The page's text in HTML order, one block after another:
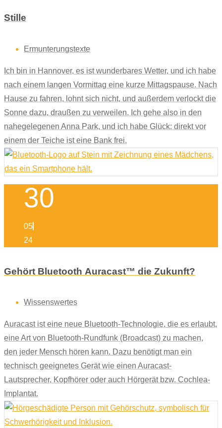
Stille
Ermunterungstexte
Ich bin in Hannover, es ist wunderbares Wetter, und ich habe
nach einem langen Vormittag eine kurze Mittagspause. Nach
Hause zu fahren, lohnt sich nicht, und außerdem verlockt die
Sonne dazu, draußen zu verweilen. Ich gehe also in den
nahegelegenen Anna Park, und ich habe Glück: direkt vor
einem der Teiche ist eine Bank frei.
30
05
24
Gehört Bluetooth Auracast™ die Zukunft?
Wissenswertes
Auracast ist eine neue Bluetooth-Technologie, die es erlaubt,
eine Art von Bluetooth-Rundfunk (Broadcast) zu machen,
den jeder Mensch hören kann. Dazu benötigt man ein
technisch geeignetes Gerät wie einen Auracast-
Lautsprecher, Kopfhörer oder auch Hörgerät bzw. Cochlea-
Implantat.